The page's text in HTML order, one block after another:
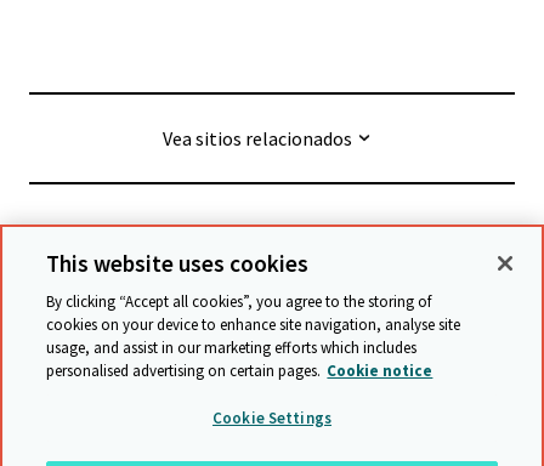
Vea sitios relacionados
© Cambridge University Press & Assessment
Términos y condiciones
Protección de datos
Declaración de accesibilidad
Declaración sobre la esclavitud moderna
This website uses cookies
By clicking “Accept all cookies”, you agree to the storing of
cookies on your device to enhance site navigation, analyse site
usage, and assist in our marketing efforts which includes
personalised advertising on certain pages. Cookie notice
Cookie Settings